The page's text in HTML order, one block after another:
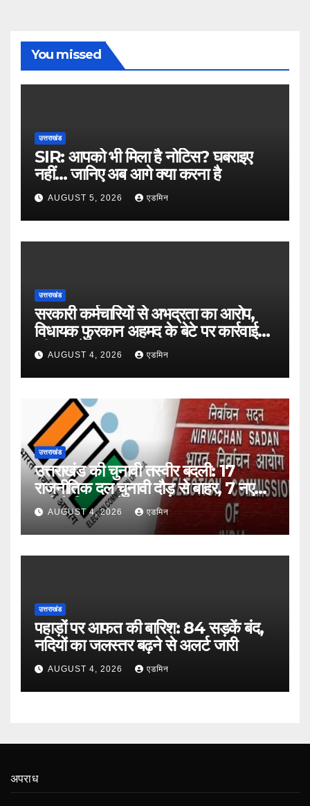
You missed
उत्तराखंड
SIR: आपको भी मिला है नोटिस? घबराइए
नहीं… जानिए अब आगे क्या करना है
AUGUST 5, 2026 एडमिन
उत्तराखंड
सरकारी कर्मचारियों से अभद्रता का आरोप,
विधायक फुरकान अहमद के बेटे पर कार्रवाई
की मांग तेज
AUGUST 4, 2026 एडमिन
उत्तराखंड
उत्तराखंड की चुनावी तस्वीर बदली: 17
राजनीतिक दल चुनावी दौड़ से बाहर, 7 नए
दलों ने किया आवेदन
AUGUST 4, 2026 एडमिन
उत्तराखंड
पहाड़ों पर आफत की बारिश: 84 सड़कें बंद,
नदियों का जलस्तर बढ़ने से अलर्ट जारी
AUGUST 4, 2026 एडमिन
अपराध